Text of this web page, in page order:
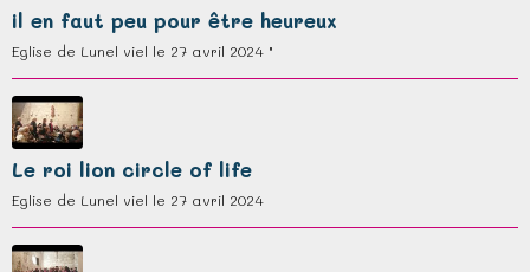
il en faut peu pour être heureux
Eglise de Lunel viel le 27 avril 2024 "
Le roi lion circle of life
Eglise de Lunel viel le 27 avril 2024